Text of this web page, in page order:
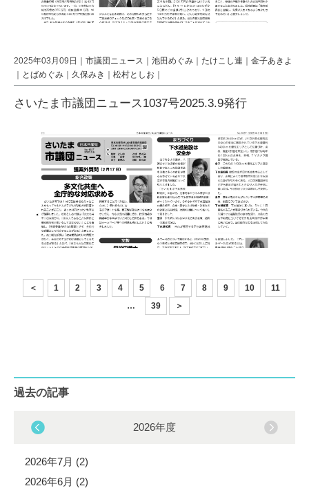
2025年03月09日｜ 市議団ニュース 池田めぐみ たけこし連
金子あきよ
とばめぐみ 久保みき 松村としお
さいたま市議団ニュース1037号2025.3.9発行
＜ 1 2 3 4 5 6 7 8 9 10
11
…
39 ＞
過去の記事
2026年度
2026年7月 (2)
2026年6月 (2)